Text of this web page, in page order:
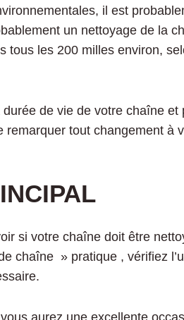
il est
un nettoyage de la
tous les 200 milles environ,
de vie de votre chaîne
tout changement à
si votre chaîne doit être
chaîne » pratique , vérifiez
aurez une excellente